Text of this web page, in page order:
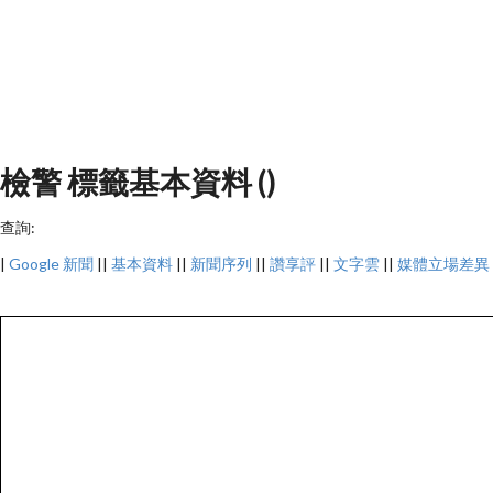
檢警 標籤基本資料 ()
查詢:
| Google 新聞 || 基本資料 || 新聞序列 || 讚享評 || 文字雲 || 媒體立場差異